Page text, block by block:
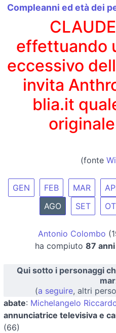
Compleanni ed età dei
effettuando
eccessivo
invita
blia.it
(fonte
GEN FEB MAR
AGO
SET
Antonio Colombo
ha compiuto 87 anni
Qui sotto i personaggi
(a seguire, altri
abate: Michelangelo
annunciatrice televisiva e
(66)